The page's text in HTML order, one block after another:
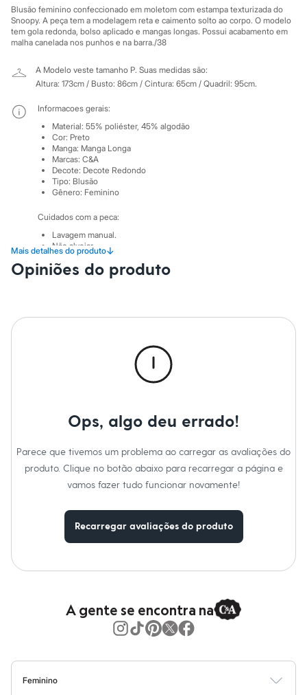
Chinelos
Rasteirinhas
Sandálias
Sapatilhas
Marcas
Mindset
Sawary
Yessica
Moda esportiva
Acessórios
Blusas
Calçados
Leggings
Moda íntima
Calcinhas
Cintas e Modeladores
Meias
Pijamas
Biquínis
Maiôs
Moda esportiva
Vestidos
Masculino
Em alta
Dia dos Pais
Calças
Cintos
Carteiras
Blusão feminino confeccionado em moletom com estampa texturizada do
Snoopy. A peça tem a modelagem reta e caimento solto ao corpo. O modelo
tem gola redonda, bolso aplicado e mangas longas. Possui acabamento em
malha canelada nos punhos e na barra./38
A Modelo veste tamanho P. Suas medidas são:
Altura: 173cm / Busto: 86cm / Cintura: 65cm / Quadril: 95cm.
Mais detalhes do produto↓
Informacoes gerais:
Material: 55% poliéster, 45% algodão
Cor: Preto
Manga: Manga Longa
Marcas: C&A
Decote: Decote Redondo
Tipo: Blusão
Gênero: Feminino
Cuidados com a peca:
Lavagem manual.
Não alvejar.
Não secar em secadora.
Secar na vertical.
Passar em temperatura mínima.
Opiniões do produto
Ops, algo deu errado!
Parece que tivemos um problema ao carregar as avaliações do
produto. Clique no botão abaixo para recarregar a página e
vamos fazer tudo funcionar novamente!
Recarregar avaliações do produto
A gente se encontra na
Feminino